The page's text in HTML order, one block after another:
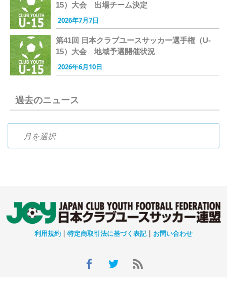
15）大会 出場チーム決定
2026年7月7日
第41回 日本クラブユースサッカー選手権（U-
15）大会 地域予選開催状況
2026年6月10日
過去のニュース
過去のニュース
利用規約 | 特定商取引法に基づく表記| お問い合わせ